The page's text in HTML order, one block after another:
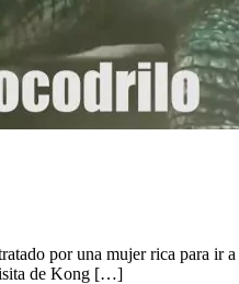
por una mujer rica para ir
de Kong […]